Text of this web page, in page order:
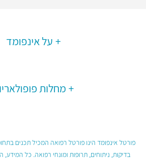
על אינפומד
מחלות
פורטל אינפומד הינו פורטל רפואה המכיל תכנים
בדיקות, ניתוחים, תרופות ומונחי רפואה. כל המידע,